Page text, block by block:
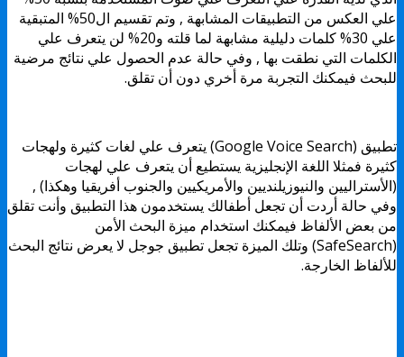
علي العكس من التطبيقات المشابهة , وتم تقسيم ال50% المتبقية
علي 30% كلمات دليلية مشابهة لما قلته و20% لن يتعرف علي
الكلمات التي نطقت بها , وفي حالة عدم الحصول علي نتائج مرضية
للبحث فيمكنك التجربة مرة أخري دون أن تقلق.
تطبيق (Google Voice Search) يتعرف علي لغات كثيرة ولهجات
كثيرة فمثلا اللغة الإنجليزية يستطيع أن يتعرف علي لهجات
(الأستراليين والنيوزيلنديين والأمريكيين والجنوب أفريقيا وهكذا) ,
وفي حالة أردت أن تجعل أطفالك يستخدمون هذا التطبيق وأنت تقلق
من بعض الألفاظ فيمكنك استخدام ميزة البحث الأمن
(SafeSearch) وتلك الميزة تجعل تطبيق جوجل لا يعرض نتائج البحث
للألفاظ الخارجة.